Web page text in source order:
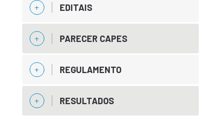
EDITAIS
PARECER CAPES
REGULAMENTO
RESULTADOS